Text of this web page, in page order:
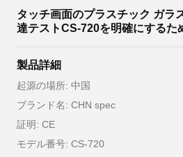
タッチ画面のプラスチック ガラ
達テストCS-720を明確にするた
製品詳細
起源の場所: 中国
ブランド名: CHN spec
証明: CE
モデル番号: CS-720